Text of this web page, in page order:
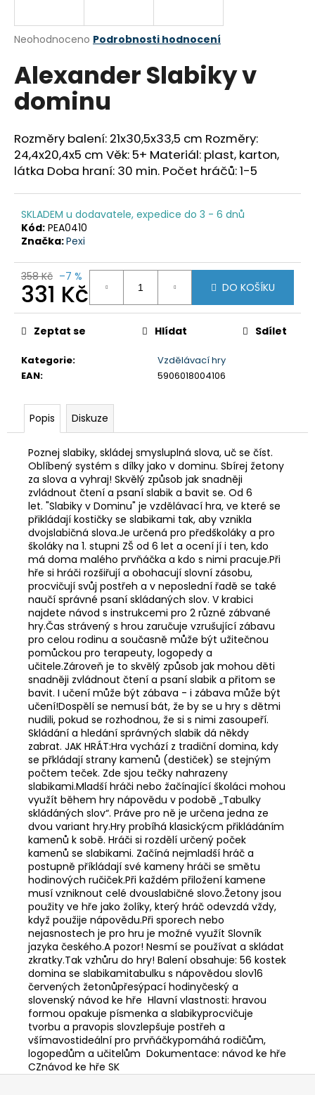
Průměrné
produktu
je
0,0
z
hvězdiček.
Neohodnoceno Podrobnosti hodnocení
Alexander Slabiky v
dominu
Rozměry balení: 21x30,5x33,5 cm Rozměry:
24,4x20,4x5 cm Věk: 5+ Materiál: plast, karton,
látka Doba hraní: 30 min. Počet hráčů: 1-5
SKLADEM u dodavatele, expedice do 3 - 6 dnů
Kód: PEA0410
Značka:Pexi
358 Kč –7 %
331 Kč
Měrná
cena:
DO KOŠÍKU
Kategorie:
Vzdělávací hry
EAN: 5906018004106
Zeptat se Hlídat Sdílet
Popis Diskuze
Poznej slabiky, skládej smysluplná slova, uč se číst.
Oblíbený systém s dílky jako v dominu. Sbírej žetony
za slova a vyhraj! Skvělý způsob jak snadněji
zvládnout čtení a psaní slabik a bavit se. Od 6
let. "Slabiky v Dominu" je vzdělávací hra, ve které se
přikládají kostičky se slabikami tak, aby vznikla
dvojslabičná slova.Je určená pro předškoláky a pro
školáky na 1. stupni ZŠ od 6 let a ocení jí i ten, kdo
má doma malého prvňáčka a kdo s nimi pracuje.Při
hře si hráči rozšiřují a obohacují slovní zásobu,
procvičují svůj postřeh a v neposlední řadě se také
naučí správné psaní skládaných slov. V krabici
najdete návod s instrukcemi pro 2 různé zábvané
hry.Čas strávený s hrou zaručuje vzrušující zábavu
pro celou rodinu a současně může být užitečnou
pomůckou pro terapeuty, logopedy a
učitele.Zároveň je to skvělý způsob jak mohou děti
snadněji zvládnout čtení a psaní slabik a přitom se
bavit. I učení může být zábava - i zábava může být
učení!Dospělí se nemusí bát, že by se u hry s dětmi
nudili, pokud se rozhodnou, že si s nimi zasoupeří.
Skládání a hledání správných slabik dá někdy
zabrat. JAK HRÁT:Hra vychází z tradiční domina, kdy
se přkládají strany kamenů (destiček) se stejným
počtem teček. Zde sjou tečky nahrazeny
slabikami.Mladší hráči nebo žačínající školáci mohou
využít během hry nápovědu v podobě „Tabulky
skládáných slov“. Práve pro ně je určena jedna ze
dvou variant hry.Hry probíhá klasickýcm přikládáním
kamenů k sobě. Hráči si rozdělí určený poček
kamenů se slabikami. Začíná nejmladší hráč a
postupně příkládají své kameny hráči se smětu
hodinových ručiček.Při každém přiložení kamene
musí vzniknout celé dvouslabičné slovo.Žetony jsou
použity ve hře jako žolíky, který hráč odevzdá vždy,
když použije nápovědu.Při sporech nebo
nejasnostech je pro hru je možné využít Slovník
jazyka českého.A pozor! Nesmí se používat a skládat
zkratky.Tak vzhůru do hry! Balení obsahuje: 56 kostek
domina se slabikamitabulku s nápovědou slov16
červených žetonůpřesýpací hodinyčeský a
slovenský návod ke hře Hlavní vlastnosti: hravou
formou opakuje písmenka a slabikyprocvičuje
tvorbu a pravopis slovzlepšuje postřeh a
všímavostideální pro prvňáčkypomáhá rodičům,
logopedům a učitelům Dokumentace: návod ke hře
CZnávod ke hře SK
j
t
?
HLEDAT
D
o
o
u
č
u
e
m
ALBI
HŘEJIVÝ
TULEŇ
563
Kč
Z